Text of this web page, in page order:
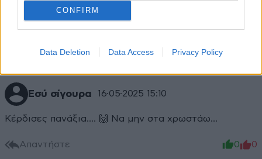
CONFIRM
Data Deletion Data Access Privacy Policy
Εσύ σίγουρα 16·05·2025 15:10
Κέρδισες πανάξια.... 🙌 Να μην στα χρωστάω...
Απαντήστε 0 0